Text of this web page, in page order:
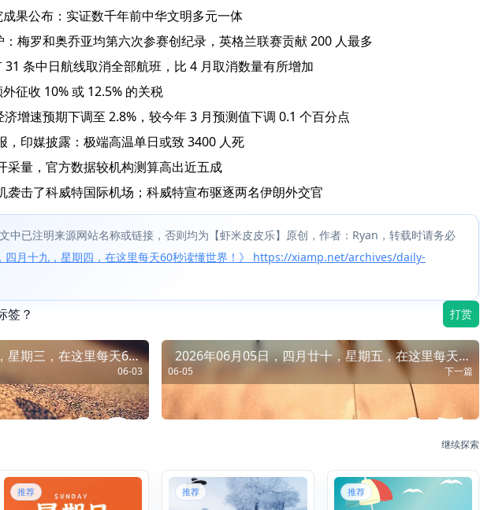
果公布：实证数千年前中华文明多元一体
梅罗和奥乔亚均第六次参赛创纪录，英格兰联赛贡献 200 人最多
31 条中日航线取消全部航班，比 4 月取消数量有所增加
征收 10% 或 12.5% 的关税
增速预期下调至 2.8%，较今年 3 月预测值下调 0.1 个百分点
，印媒披露：极端高温单日或致 3400 人死
采量，官方数据较机构测算高出近五成
袭击了科威特国际机场；科威特宣布驱逐两名伊朗外交官
中已注明来源网站名称或链接，否则均为【虾米皮皮乐】原创，作者：Ryan，转载时请务必
四月十九，星期四，在这里每天60秒读懂世界！》 https://xiamp.net/archives/daily-
签？ 打赏
星期三，在这里每天60
06-03
2026年06月05日，四月廿十，星期五，在这里每天60
秒读懂世界！
06-05 下一篇
继续探索
推荐 推荐 推荐